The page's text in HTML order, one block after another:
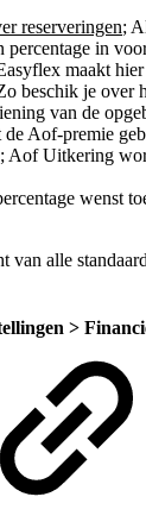
reserveringen;
percentage in
maakt
beschik je over
van de
Aof-premie
Aof Uitkering
wenst
van alle
>